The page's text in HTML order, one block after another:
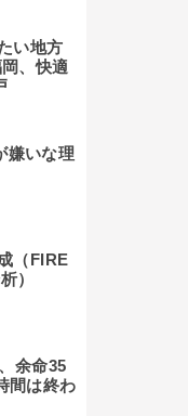
い地方
、快適
嫌いな理
（FIRE
）
余命35
間は終わ